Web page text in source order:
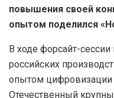
повышения своей
опытом поделился
В ходе форсайт-сессии
российских
опытом цифровизации
Отечественный